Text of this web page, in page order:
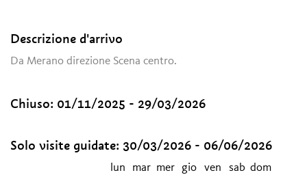
Descrizione d'arrivo
Da Merano direzione Scena centro.
Chiuso: 01/11/2025 - 29/03/2026
Solo visite guidate: 30/03/2026 - 06/06/2026
lun mar mer gio ven sab dom